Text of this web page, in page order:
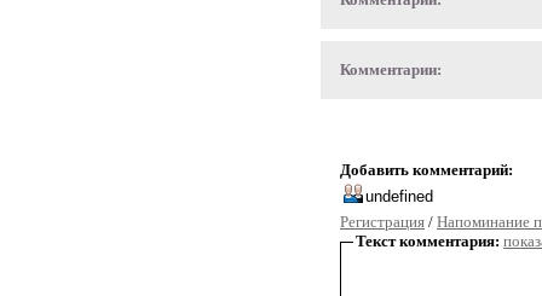
Комментарии:
Добавить комментарий:
Регистрация / Напоминание
Текст комментария: